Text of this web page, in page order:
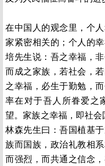
在中国人的观念里，个
家紧密相关的；个人的
培先生说：吾之幸福，
而成之家族，若社会，
之幸福，必生于勤勉，
率在对于吾人所眷爱之
望。家族之幸福，即社
林森先生曰：吾国植基
族而国族，政治礼教相
而强烈，而共通之信念